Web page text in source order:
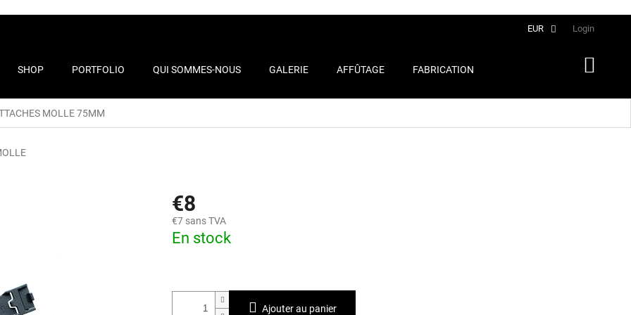
EUR Login
SHOP PORTFOLIO QUI SOMMES-NOUS GALERIE AFFÛTAGE
FABRICATION
MOLLE 75MM
€8
€7 sans TVA
En stock
Ajouter au panier